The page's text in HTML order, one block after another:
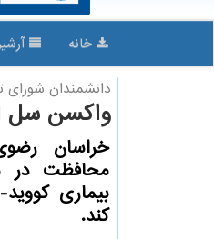
خانه
دانشمندان
واكسن سل
محافظت در
كند.